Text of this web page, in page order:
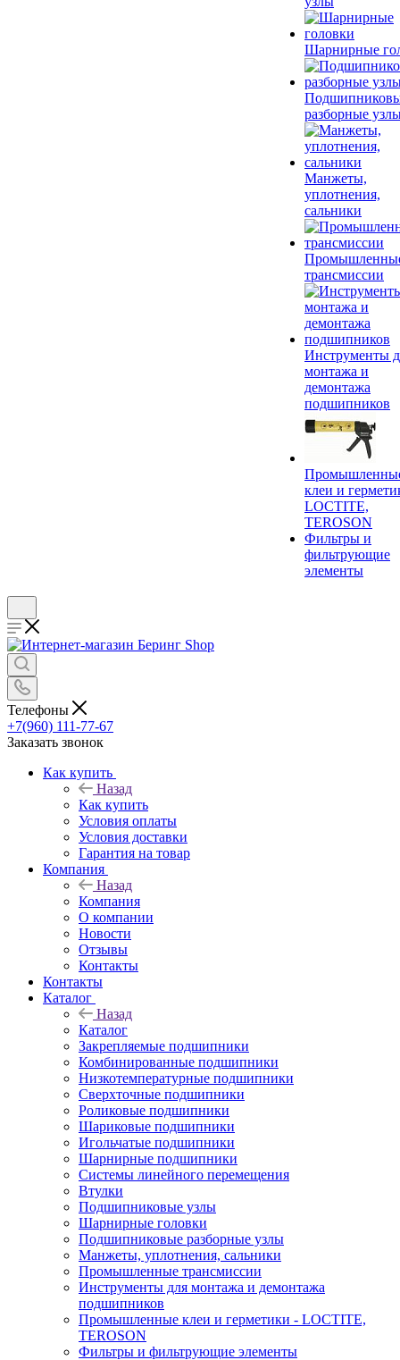
Шарнирные
разборные
Манжеты,
уплотнения,
сальники
трансмиссии
Инструменты
монтажа и
демонтажа
подшипников
клеи и
LOCTITE,
TEROSON
Фильтры и
фильтрующие
элементы
Телефоны
+7(960) 111-77-67
Заказать звонок
Как купить
Назад
Как купить
Условия оплаты
Условия доставки
Гарантия на товар
Компания
Назад
Компания
О компании
Новости
Отзывы
Контакты
Контакты
Каталог
Назад
Каталог
Закрепляемые подшипники
Комбинированные подшипники
Низкотемпературные подшипники
Сверхточные подшипники
Роликовые подшипники
Шариковые подшипники
Игольчатые подшипники
Шарнирные подшипники
Системы линейного перемещения
Втулки
Подшипниковые узлы
Шарнирные головки
Подшипниковые разборные узлы
Манжеты, уплотнения, сальники
Промышленные трансмиссии
Инструменты для монтажа и демонтажа
подшипников
Промышленные клеи и герметики - LOCTITE,
TEROSON
Фильтры и фильтрующие элементы